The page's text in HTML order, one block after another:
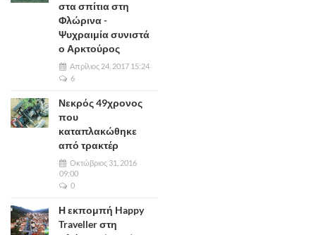
στα σπίτια στη
Φλώρινα -
Ψυχραιμία συνιστά
ο Αρκτούρος
Απρίλιος 24, 2017 15:24
6
Νεκρός 49χρονος
που
καταπλακώθηκε
από τρακτέρ
Οκτώβριος 31, 2016
09:00
0
Η εκπομπή Happy
Traveller στη